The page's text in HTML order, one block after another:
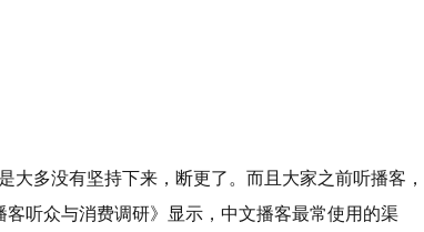
多没有坚持下来，断更了。而且大家之前听播客，
听众与消费调研》显示，中文播客最常使用的渠